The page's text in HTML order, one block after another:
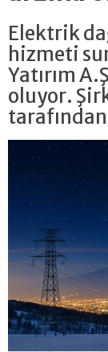
Elektrik
hizmeti
Yatırım
oluyor.